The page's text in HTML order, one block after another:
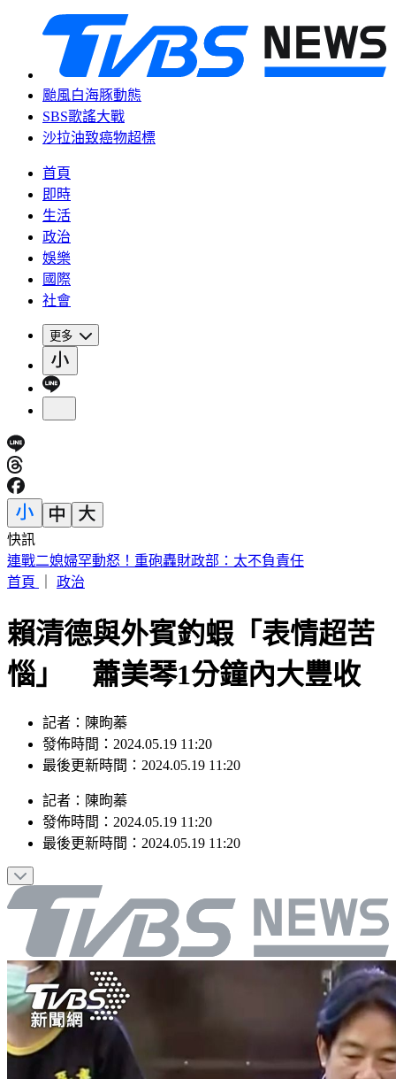
颱風白海豚動態
SBS歌謠大戰
沙拉油致癌物超標
首頁
即時
生活
政治
娛樂
國際
社會
更多
快訊
7縣市高溫飆36度！白海豚逼近風雨增 週末雨彈最猛
首頁
政治
賴清德與外賓釣蝦「表情超苦
惱」 蕭美琴1分鐘內大豐收
記者：陳昫蓁
發佈時間：2024.05.19 11:20
最後更新時間：2024.05.19 11:20
記者 ： 陳昫蓁
發佈時間： 2024.05.19 11:20
最後更新時間： 2024.05.19 11:20